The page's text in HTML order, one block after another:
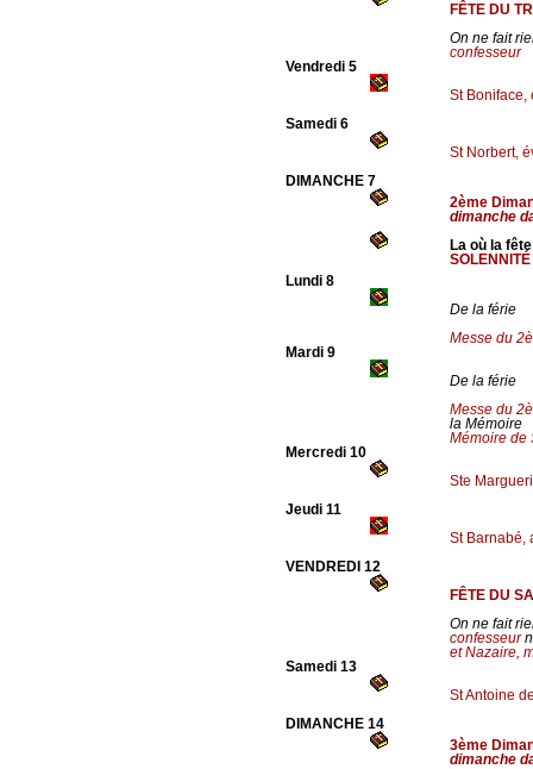
FÊTE DU
On ne fait
confesseur
Vendredi 5
St Boniface,
Samedi 6
St Norbert,
DIMANCHE 7
2ème
dimanche
La où la
Lundi 8
De la férie
Messe du
Mardi 9
De la férie
Messe du
la Mémoire
Mémoire de
Mercredi 10
Ste
Jeudi 11
St Barnabé,
VENDREDI 12
FÊTE DU
On ne fait
confesseur
et Nazaire,
Samedi 13
St Antoine
DIMANCHE 14
3ème
dimanche